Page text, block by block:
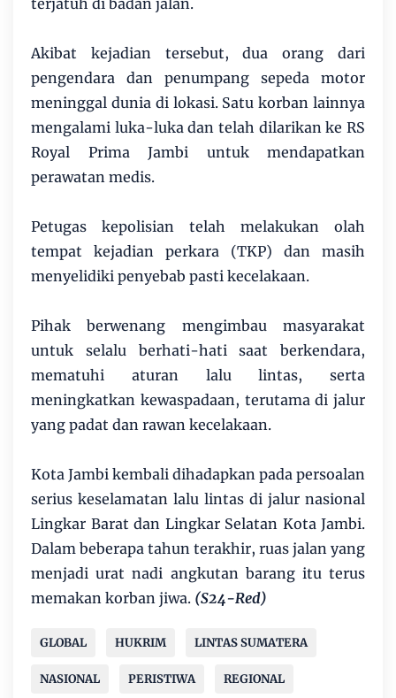
Akibat kejadian tersebut, dua orang dari
pengendara dan penumpang sepeda motor
meninggal dunia di lokasi. Satu korban lainnya
mengalami luka-luka dan telah dilarikan ke RS
Royal Prima Jambi untuk mendapatkan
perawatan medis.
Petugas kepolisian telah melakukan olah
tempat kejadian perkara (TKP) dan masih
menyelidiki penyebab pasti kecelakaan.
Pihak berwenang mengimbau masyarakat
untuk selalu berhati-hati saat berkendara,
mematuhi aturan lalu lintas, serta
meningkatkan kewaspadaan, terutama di jalur
yang padat dan rawan kecelakaan.
Kota Jambi kembali dihadapkan pada persoalan
serius keselamatan lalu lintas di jalur nasional
Lingkar Barat dan Lingkar Selatan Kota Jambi.
Dalam beberapa tahun terakhir, ruas jalan yang
menjadi urat nadi angkutan barang itu terus
memakan korban jiwa. (S24-Red)
GLOBAL HUKRIM LINTAS SUMATERA
NASIONAL PERISTIWA REGIONAL